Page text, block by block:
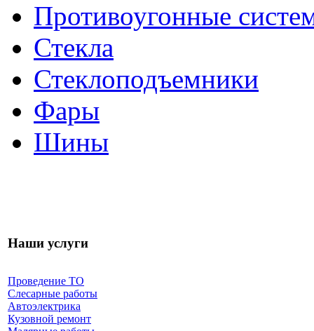
Противоугонные
Стекла
Стеклоподъемники
Фары
Шины
Наши услуги
Проведение ТО
Слесарные работы
Автоэлектрика
Кузовной ремонт